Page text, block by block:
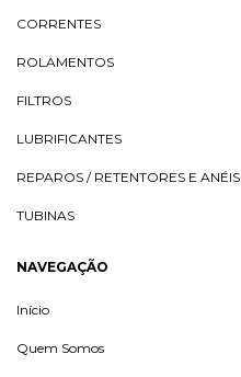
CORRENTES
ROLAMENTOS
FILTROS
LUBRIFICANTES
REPAROS / RETENTORES E ANÉIS
TUBINAS
NAVEGAÇÃO
Início
Quem Somos